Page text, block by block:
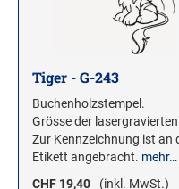
Tiger - G-243
Buchenholzstempel.
Grösse der
Zur Kennzeichnung ist an
Etikett angebracht. mehr…
CHF 19,40
(inkl. MwSt.)